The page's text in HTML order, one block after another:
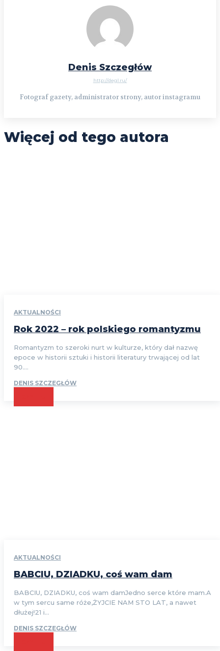
Denis Szczegłów
http://degl.ru/
Fotograf gazety, administrator strony, autor instagramu
Więcej od tego autora
AKTUALNOŚCI
Rok 2022 – rok polskiego romantyzmu
Romantyzm to szeroki nurt w kulturze, który dał nazwę
epoce w historii sztuki i historii literatury trwającej od lat
90....
DENIS SZCZEGŁÓW
AKTUALNOŚCI
BABCIU, DZIADKU, coś wam dam
BABCIU, DZIADKU, coś wam damJedno serce które mam.A
w tym sercu same róże,ŻYJCIE NAM STO LAT, a nawet
dłużej!21 i...
DENIS SZCZEGŁÓW